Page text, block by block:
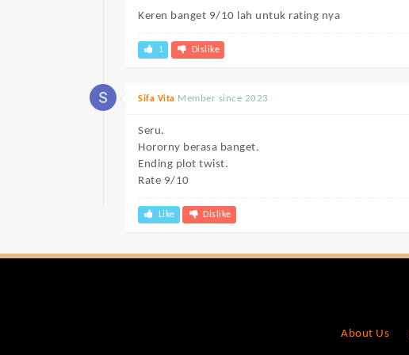
Keren banget 9/10 lah untuk rating nya
1 Dislike
Sifa Vita Member since 2023
Seru.
Hororny berasa banget.
Ending plot twist.
Rate 9/10
Like Dislike
About Us